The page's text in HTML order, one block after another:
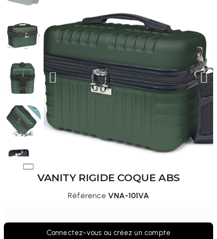
VANITY RIGIDE COQUE ABS
Référence VNA-101VA
Connectez-vous ou créez un compte